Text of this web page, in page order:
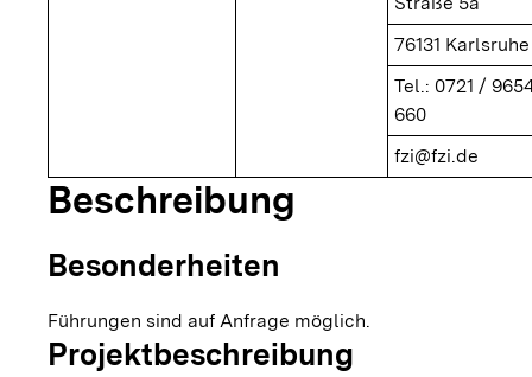
76131 Karlsruhe
Tel.: 0721 /
660
fzi@fzi.de
Beschreibung
Besonderheiten
Führungen sind auf Anfrage möglich.
Projektbeschreibung